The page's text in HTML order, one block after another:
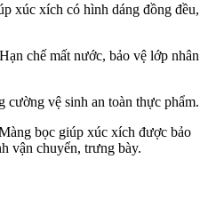
xúc xích có hình dáng đồng đều,
chế mất nước, bảo vệ lớp nhân
cường vệ sinh an toàn thực phẩm.
bọc giúp xúc xích được bảo
vận chuyển, trưng bày.